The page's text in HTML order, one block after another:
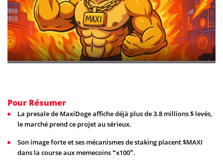
Pour Résumer
La presale de MaxiDoge affiche déjà plus de 3.8 millions $ levés,
le marché prend ce projet au sérieux.
Son image forte et ses mécanismes de staking placent $MAXI
dans la course aux memecoins “x100”.